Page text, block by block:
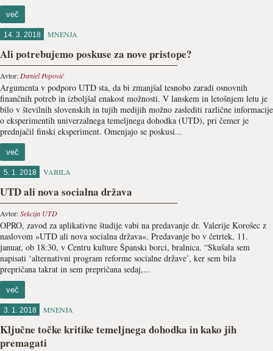
več
14. 3. 2018 MNENJA
Ali potrebujemo poskuse za nove pristope?
Avtor: Daniel Popović
Argumenta v podporo UTD sta, da bi zmanjšal tesnobo zaradi osnovnih
finančnih potreb in izboljšal enakost možnosti. V lanskem in letošnjem letu je
bilo v številnih slovenskih in tujih medijih možno zaslediti različne informacije
o eksperimentih univerzalnega temeljnega dohodka (UTD), pri čemer je
prednjačil finski eksperiment. Omenjajo se poskusi...
več
5. 1. 2018 VABILA
UTD ali nova socialna država
Avtor:Sekcija UTD
OPRO, zavod za aplikativne študije vabi na predavanje dr. Valerije Korošec z
naslovom »UTD ali nova socialna država«. Predavanje bo v četrtek, 11.
januar, ob 18:30, v Centru kulture Španski borci, bralnica. “Skušala sem
napisati ‘alternativni program reforme socialne države’, ker sem bila
prepričana takrat in sem prepričana sedaj,...
več
3. 1. 2018 MNENJA
Ključne točke kritike temeljnega dohodka in kako jih
premagati